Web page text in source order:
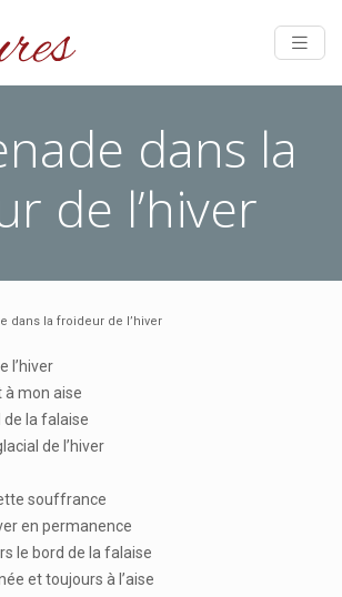
dans la
de l’hiver
dans la froideur de l’hiver
l’hiver
mon aise
de la falaise
de l’hiver
souffrance
en permanence
le bord de la falaise
et toujours à l’aise